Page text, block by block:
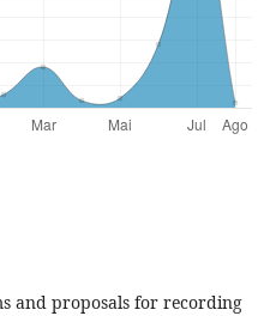
and proposals for recording